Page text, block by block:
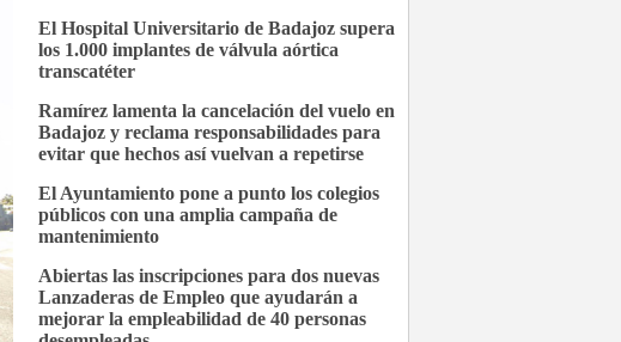
El Hospital Universitario de Badajoz supera
los 1.000 implantes de válvula aórtica
transcatéter
Ramírez lamenta la cancelación del vuelo en
Badajoz y reclama responsabilidades para
evitar que hechos así vuelvan a repetirse
El Ayuntamiento pone a punto los colegios
públicos con una amplia campaña de
mantenimiento
Abiertas las inscripciones para dos nuevas
Lanzaderas de Empleo que ayudarán a
mejorar la empleabilidad de 40 personas